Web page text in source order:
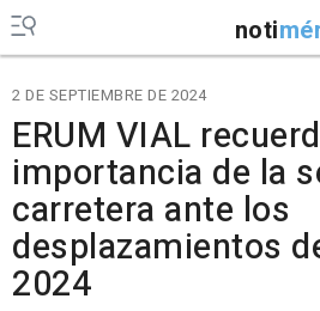
noti
2 DE SEPTIEMBRE DE 2024
ERUM VIAL
importancia de la
carretera ante los
desplazamientos
2024